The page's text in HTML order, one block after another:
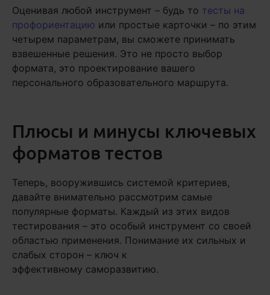
Оценивая любой инструмент – будь то тесты на
профориентацию или простые карточки – по этим
четырем параметрам, вы сможете принимать
взвешенные решения. Это не просто выбор
формата, это проектирование вашего
персонального образовательного маршрута.
Плюсы и минусы ключевых
форматов тестов
Теперь, вооружившись системой критериев,
давайте внимательно рассмотрим самые
популярные форматы. Каждый из этих видов
тестирования – это особый инструмент со своей
областью применения. Понимание их сильных и
слабых сторон – ключ к
эффективному саморазвитию.